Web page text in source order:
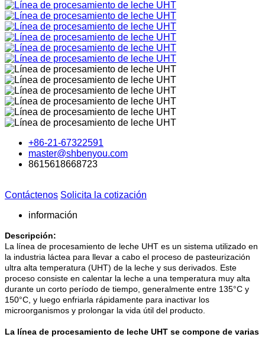
+86-21-67322591
master@shbenyou.com
8615618668723
Contáctenos Solicita la cotización
información
Descripción:
La línea de procesamiento de leche UHT es un sistema utilizado en
la industria láctea para llevar a cabo el proceso de pasteurización
ultra alta temperatura (UHT) de la leche y sus derivados. Este
proceso consiste en calentar la leche a una temperatura muy alta
durante un corto período de tiempo, generalmente entre 135°C y
150°C, y luego enfriarla rápidamente para inactivar los
microorganismos y prolongar la vida útil del producto.
La línea de procesamiento de leche UHT se compone de varias